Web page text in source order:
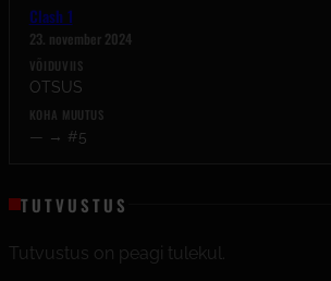
Clash 1
23. november 2024
VÕIDUVIIS
OTSUS
KOHA MUUTUS
— → #5
TUTVUSTUS
Tutvustus on peagi tulekul.